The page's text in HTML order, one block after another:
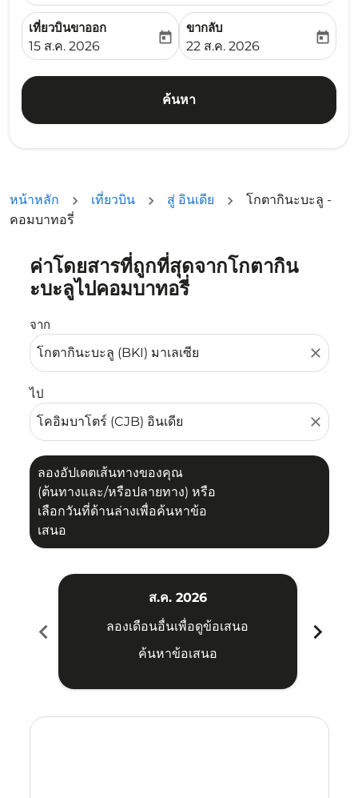
เที่ยวบินขาออก
fc-booking-departure-date-aria-label
15 ส.ค. 2026
today
ขากลับ
fc-booking-return-date-
22 ส.ค. 2026
today
ค้นหา
หน้าหลัก เที่ยวบิน สู่ อินเดีย
โกตากินะบะลู -
คอมบาทอรี่
ค่าโดยสารที่ถูกที่สุดจากโกตากิน
ะบะลูไปคอมบาทอรี่
จาก
close
ไป
close
ลองอัปเดตเส้นทางของคุณ
(ต้นทางและ/หรือปลายทาง) หรือ
เลือกวันที่ด้านล่างเพื่อค้นหาข้อ
เสนอ
ลองอัปเดตเส้นทางของคุณ (ต้นทางและ/หรือปลายทาง) หรื
chevron_left
ส.ค. 2026
ลองเดือนอื่นเพื่อดูข้อเสนอ
ค้นหาข้อเสนอ
chevron_right